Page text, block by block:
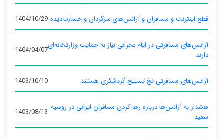
قطع اینترنت و مسافران و آژانس‌های سرگردان و خسارت‌دیده 1404/10/29
آژانس‌های مسافرتی در ایام بحرانی نیاز به حمایت وزارتخانه‌ای
دارند
1404/04/07
آژانس‌های مسافرتی نخ تسبیح گردشگری هستند 1403/10/10
هشدار به آژانس‌ها درباره رها کردن مسافران ایرانی در روسیه
سفید
1403/08/13